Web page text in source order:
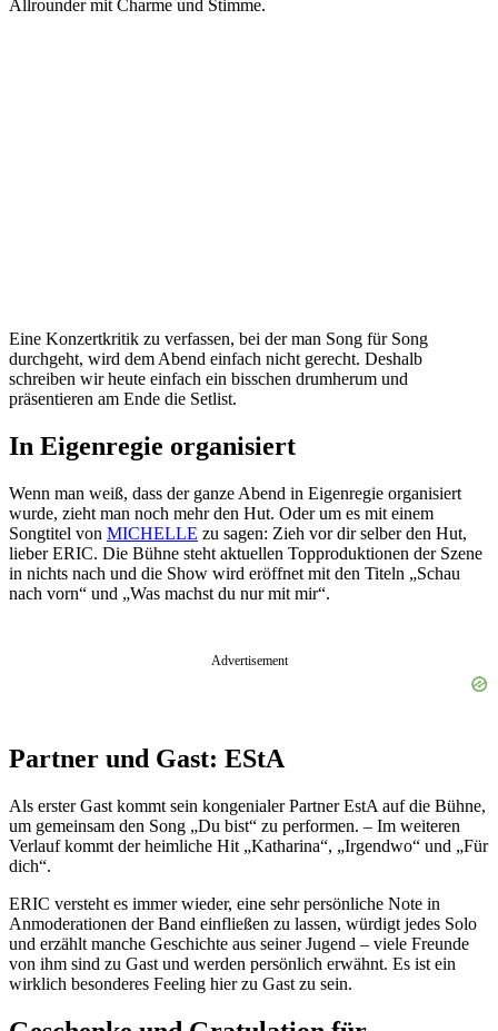
Allrounder mit Charme und Stimme.
Eine Konzertkritik zu verfassen, bei der man Song für Song
durchgeht, wird dem Abend einfach nicht gerecht. Deshalb
schreiben wir heute einfach ein bisschen drumherum und
präsentieren am Ende die Setlist.
In Eigenregie organisiert
Wenn man weiß, dass der ganze Abend in Eigenregie organisiert
wurde, zieht man noch mehr den Hut. Oder um es mit einem
Songtitel von MICHELLE zu sagen: Zieh vor dir selber den Hut,
lieber ERIC. Die Bühne steht aktuellen Topproduktionen der Szene
in nichts nach und die Show wird eröffnet mit den Titeln „Schau
nach vorn“ und „Was machst du nur mit mir“.
Advertisement
Partner und Gast: EStA
Als erster Gast kommt sein kongenialer Partner EstA auf die Bühne,
um gemeinsam den Song „Du bist“ zu performen. – Im weiteren
Verlauf kommt der heimliche Hit „Katharina“, „Irgendwo“ und „Für
dich“.
ERIC versteht es immer wieder, eine sehr persönliche Note in
Anmoderationen der Band einfließen zu lassen, würdigt jedes Solo
und erzählt manche Geschichte aus seiner Jugend – viele Freunde
von ihm sind zu Gast und werden persönlich erwähnt. Es ist ein
wirklich besonderes Feeling hier zu Gast zu sein.